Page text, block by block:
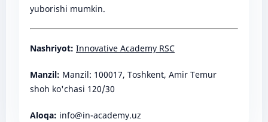
yuborishi mumkin.
Nashriyot: Innovative Academy RSC
Manzil: Manzil: 100017, Toshkent, Amir Temur
shoh ko'chasi 120/30
Aloqa: info@in-academy.uz